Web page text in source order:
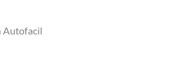
Autofacil